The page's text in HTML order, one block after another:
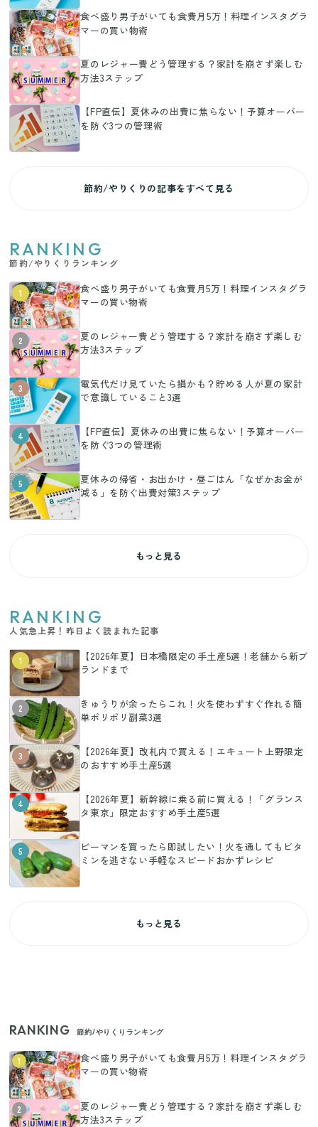
食べ盛り男子がいても食費月5万！料理インスタグラ
マーの買い物術
夏のレジャー費どう管理する？家計を崩さず楽しむ
方法3ステップ
【FP直伝】夏休みの出費に焦らない！予算オーバー
を防ぐ3つの管理術
節約/やりくりの記事をすべて見る
RANKING
節約/やりくりランキング
1
食べ盛り男子がいても食費月5万！料理インスタグラ
マーの買い物術
2
夏のレジャー費どう管理する？家計を崩さず楽しむ
方法3ステップ
3
電気代だけ見ていたら損かも？貯める人が夏の家計
で意識していること3選
4
【FP直伝】夏休みの出費に焦らない！予算オーバー
を防ぐ3つの管理術
5
夏休みの帰省・お出かけ・昼ごはん「なぜかお金が
減る」を防ぐ出費対策3ステップ
もっと見る
RANKING
人気急上昇！昨日よく読まれた記事
1
【2026年夏】日本橋限定の手土産5選！老舗から新ブ
ランドまで
2
きゅうりが余ったらこれ！火を使わずすぐ作れる簡
単ポリポリ副菜3選
3
【2026年夏】改札内で買える！エキュート上野限定
のおすすめ手土産5選
4
【2026年夏】新幹線に乗る前に買える！「グランス
タ東京」限定おすすめ手土産5選
5
ピーマンを買ったら即試したい！火を通してもビタ
ミンを逃さない手軽なスピードおかずレシピ
もっと見る
RANKING 節約/やりくりランキング
1
食べ盛り男子がいても食費月5万！料理インスタグラ
マーの買い物術
2
夏のレジャー費どう管理する？家計を崩さず楽しむ
方法3ステップ